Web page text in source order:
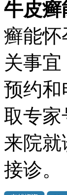
牛皮癣
癣能怀
关事
预约和
取专家
来院
接诊。